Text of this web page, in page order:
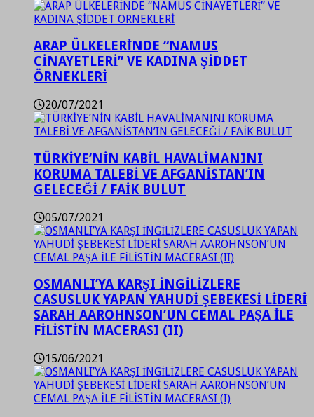
ARAP ÜLKELERİNDE “NAMUS
CİNAYETLERİ” VE KADINA ŞİDDET
ÖRNEKLERİ
20/07/2021
TÜRKİYE’NİN KABİL HAVALİMANINI
KORUMA TALEBİ VE AFGANİSTAN’IN
GELECEĞİ / FAİK BULUT
05/07/2021
OSMANLI’YA KARŞI İNGİLİZLERE
CASUSLUK YAPAN YAHUDİ ŞEBEKESİ LİDERİ
SARAH AAROHNSON’UN CEMAL PAŞA İLE
FİLİSTİN MACERASI (II)
15/06/2021